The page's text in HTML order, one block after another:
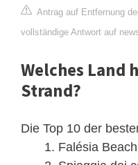
Antrag auf Entfernung
vollständige Antwort auf
Welches Land
Strand?
Die Top 10 der
Falésia